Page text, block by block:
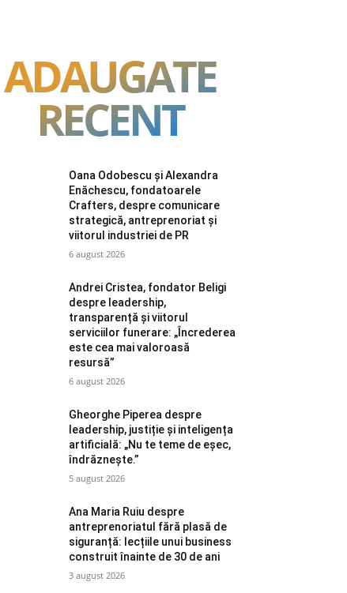
ADAUGATE
RECENT
Oana Odobescu și Alexandra
Enăchescu, fondatoarele
Crafters, despre comunicare
strategică, antreprenoriat și
viitorul industriei de PR
6 august 2026
Andrei Cristea, fondator Beligi
despre leadership,
transparență și viitorul
serviciilor funerare: „Încrederea
este cea mai valoroasă
resursă”
6 august 2026
Gheorghe Piperea despre
leadership, justiție și inteligența
artificială: „Nu te teme de eșec,
îndrăznește.”
5 august 2026
Ana Maria Ruiu despre
antreprenoriatul fără plasă de
siguranță: lecțiile unui business
construit înainte de 30 de ani
3 august 2026